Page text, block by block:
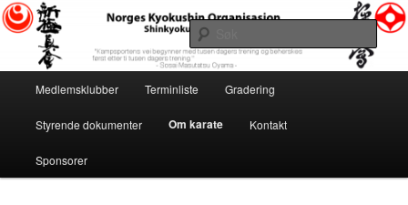
Gå
direkte
hovedinnholdet
Norges Kyokushin Organisasjon
«Kampsportens vei begynner med tusen dagers trening og beherskes først
etter ti tusen dagers trening.» ~ Sosai Masutatsu Oyama ~
Søk
Medlemsklubber Terminliste Gradering
Styrende dokumenter Om karate Kontakt
Sponsorer